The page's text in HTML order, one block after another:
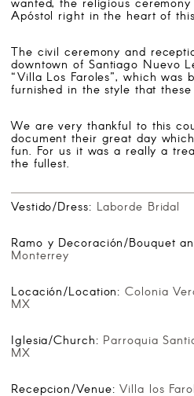
Apóstol right in the heart of
The civil ceremony and
downtown of Santiago Nuevo
“Villa Los Faroles”, which was
furnished in the style that
We are very thankful to this
document their great day
fun. For us it was a really a
the fullest.
Vestido/Dress: Laborde Bridal
Ramo y Decoración/Bouquet
Monterrey
Locación/Location:Colonia
MX
Iglesia/Church: Parroquia
MX
Recepcion/Venue:Villa los